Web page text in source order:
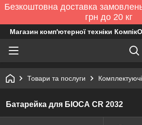
Безкоштовна доставка
грн до 20 кг
Магазин комп'ютерної техніки
Товари та послуги
Батарейка для БІОСА CR 2032